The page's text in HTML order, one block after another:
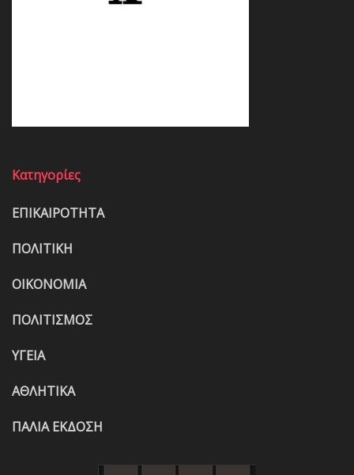
Κατηγορίες
ΕΠΙΚΑΙΡΟΤΗΤΑ
ΠΟΛΙΤΙΚΗ
ΟΙΚΟΝΟΜΙΑ
ΠΟΛΙΤΙΣΜΟΣ
ΥΓΕΙΑ
ΑΘΛΗΤΙΚΑ
ΠΑΛΙΑ ΕΚΔΟΣΗ